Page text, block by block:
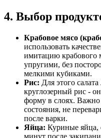
4. Выбор
Крабовое мясо
использовать
имитацию
упругими, без
мелкими кубиками.
Рис: Для этого
круглозерный рис -
форму в слоях. Важно
состояния, не
после варки.
Яйца: Куриные яйца,
минут после